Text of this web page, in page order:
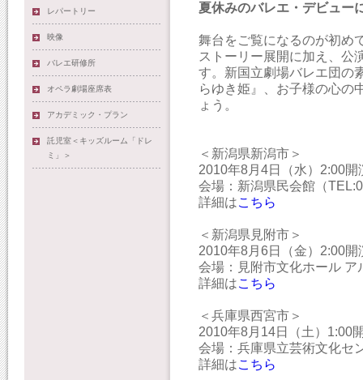
レパートリー
映像
バレエ研修所
オペラ劇場座席表
アカデミック・プラン
託児室＜キッズルーム「ドレ
ミ」＞
夏休みのバレエ・デビュー
舞台をご覧になるのが初め
ストーリー展開に加え、公
す。新国立劇場バレエ団の
らゆき姫』、お子様の心の
ょう。
＜新潟県新潟市＞
2010年8月4日（水）2:00開
会場：新潟県民会館（
詳細はこちら
＜新潟県見附市＞
2010年8月6日（金）2:00開
会場：見附市文化ホール
詳細はこちら
＜兵庫県西宮市＞
2010年8月14日（土）1:00
会場：兵庫県立芸術文化セ
詳細はこちら